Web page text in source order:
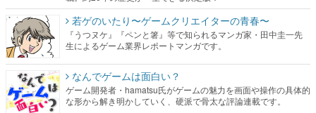
なんでゲームは面白い？
ゲーム開発者・hamatsu氏がゲームの魅力を画面や操作の具体的
な形から解き明かしていく、硬派で骨太な評論連載です。
ゲームが変えた日本語
「経験値」「裏技」「ラスボス」… ゲームにまつわる言葉の起
源や用法の変遷を、コンピューター文化史研究家・タイニーP氏